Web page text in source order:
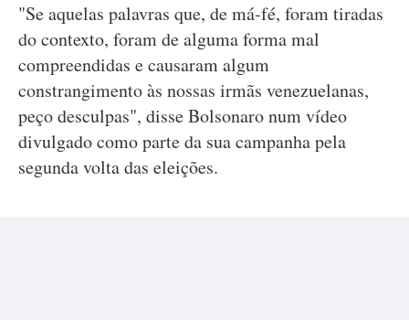
"Se aquelas palavras que, de má-fé, foram tiradas
do contexto, foram de alguma forma mal
compreendidas e causaram algum
constrangimento às nossas irmãs venezuelanas,
peço desculpas", disse Bolsonaro num vídeo
divulgado como parte da sua campanha pela
segunda volta das eleições.